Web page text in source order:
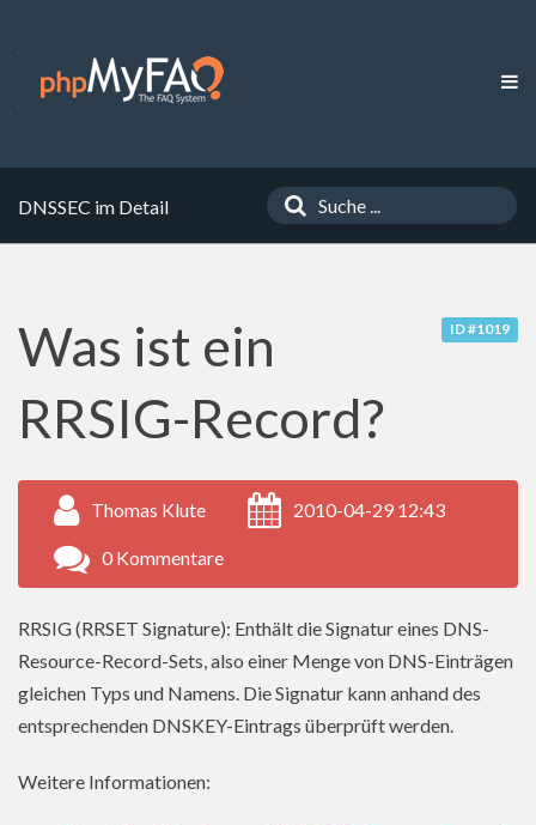
DNSSEC im Detail
ID #1019
Was ist ein
RRSIG-Record?
Thomas Klute 2010-04-29 12:43
0 Kommentare
RRSIG (RRSET Signature): Enthält die Signatur eines DNS-
Resource-Record-Sets, also einer Menge von DNS-Einträgen
gleichen Typs und Namens. Die Signatur kann anhand des
entsprechenden DNSKEY-Eintrags überprüft werden.
Weitere Informationen: